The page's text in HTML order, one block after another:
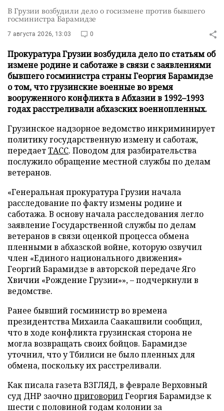
В Грузии возбудили дело о госизмене против бывшего
госминистра Барамидзе
7 августа 2026, 13:03 0
Прокуратура Грузии возбудила дело по статьям об
измене родине и саботаже в связи с заявлениями
бывшего госминистра страны Георгия Барамидзе
о том, что грузинские военные во время
вооруженного конфликта в Абхазии в 1992–1993
годах расстреливали абхазских военнопленных.
Грузинское надзорное ведомство инкриминирует
политику государственную измену и саботаж,
передаетТАСС. Поводом для разбирательства
послужило обращение местной службы по делам
ветеранов.
«Генеральная прокуратура Грузии начала
расследование по факту измены родине и
саботажа. В основу начала расследования легло
заявление Государственной службы по делам
ветеранов в связи оценкой процесса обмена
пленными в абхазской войне, которую озвучил
член «Единого национального движения»
Георгий Барамидзе в авторской передаче Яго
Хвичии «Рождение Грузии»», – подчеркнули в
ведомстве.
Ранее бывший госминистр во времена
президентства Михаила Саакашвили сообщил,
что в ходе конфликта грузинская сторона не
могла возвращать своих бойцов. Барамидзе
уточнил, что у Тбилиси не было пленных для
обмена, поскольку их расстреливали.
Как писала газета ВЗГЛЯД, в феврале Верховный
суд ДНР заочноприговорилГеоргия Барамидзе к
шести с половиной годам колонии за